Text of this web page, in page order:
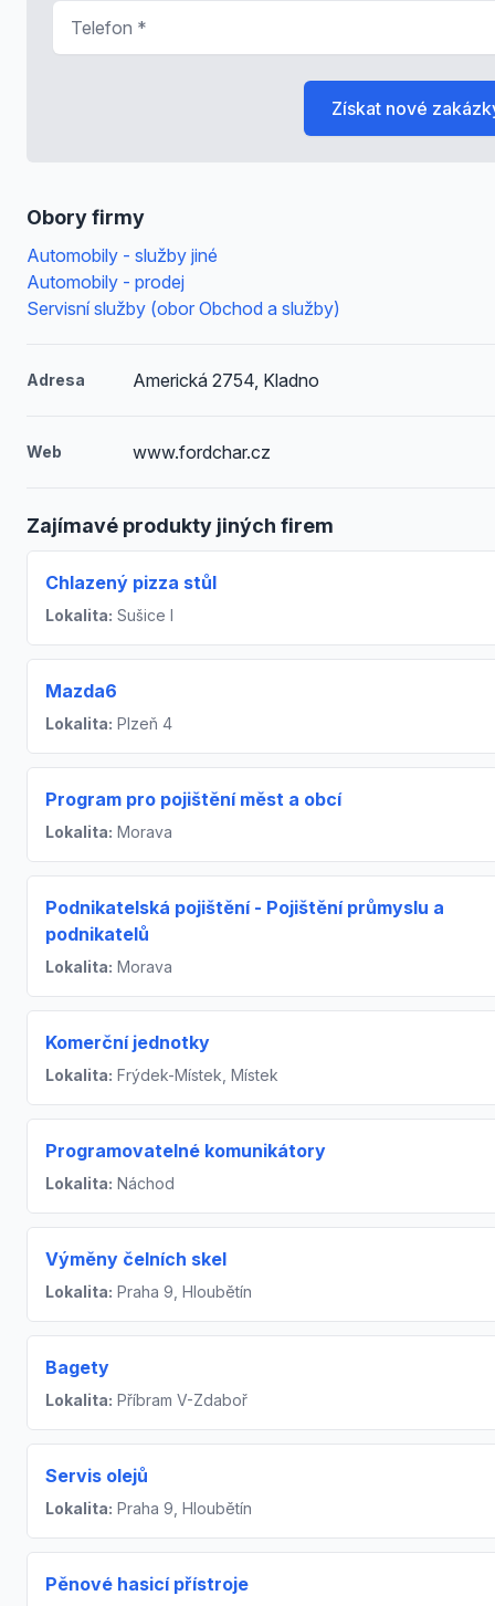
Obory firmy
Automobily - služby jiné
Automobily - prodej
Servisní služby (obor Obchod a služby)
Adresa Americká 2754, Kladno
Web www.fordchar.cz
Zajímavé produkty jiných firem
Chlazený pizza stůl
Lokalita: Sušice I
Mazda6
Lokalita: Plzeň 4
Program pro pojištění měst a obcí
Lokalita: Morava
Podnikatelská pojištění - Pojištění průmyslu a
podnikatelů
Lokalita: Morava
Komerční jednotky
Lokalita: Frýdek-Místek, Místek
Programovatelné komunikátory
Lokalita: Náchod
Výměny čelních skel
Lokalita: Praha 9, Hloubětín
Bagety
Lokalita: Příbram V-Zdaboř
Servis olejů
Lokalita: Praha 9, Hloubětín
Pěnové hasicí přístroje
Získat nové